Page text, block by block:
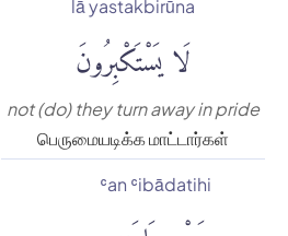
lā yastakbirūna
لَا يَسْتَكْبِرُونَ
not (do) they turn away in pride
பெருமையடிக்க மாட்டார்கள்
ʿan ʿibādatihi